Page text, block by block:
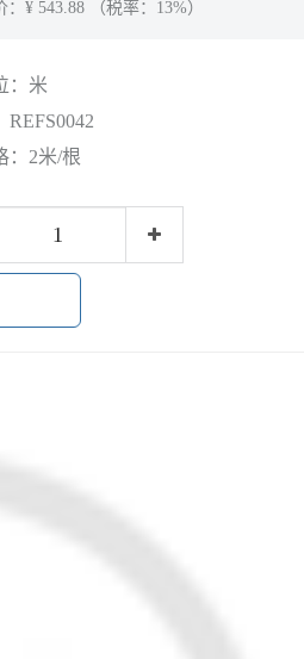
：¥ 543.88（税率：13%）
米
REFS0042
2米/根